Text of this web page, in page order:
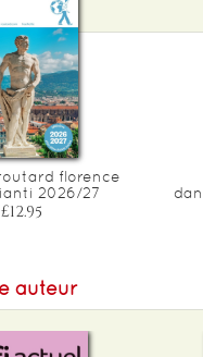
8
florence
2026/27
£12.95
auteur